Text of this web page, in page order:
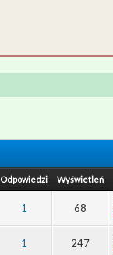
Odpowiedzi Wyświetleń
1 68
1 247